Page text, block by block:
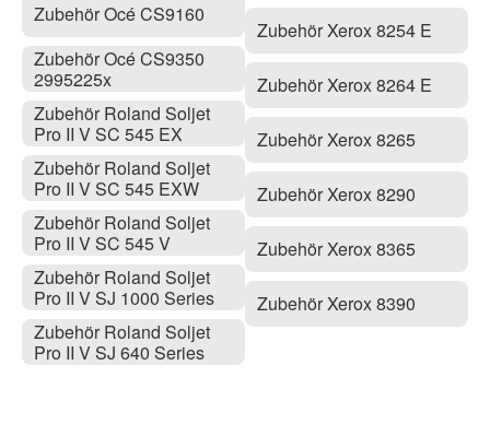
Zubehör Océ CS9160
Zubehör Océ CS9350
2995225x
Zubehör Roland Soljet
Pro II V SC 545 EX
Zubehör Roland Soljet
Pro II V SC 545 EXW
Zubehör Roland Soljet
Pro II V SC 545 V
Zubehör Roland Soljet
Pro II V SJ 1000 Series
Zubehör Roland Soljet
Pro II V SJ 640 Series
Zubehör Xerox 8254 E
Zubehör Xerox 8264 E
Zubehör Xerox 8265
Zubehör Xerox 8290
Zubehör Xerox 8365
Zubehör Xerox 8390